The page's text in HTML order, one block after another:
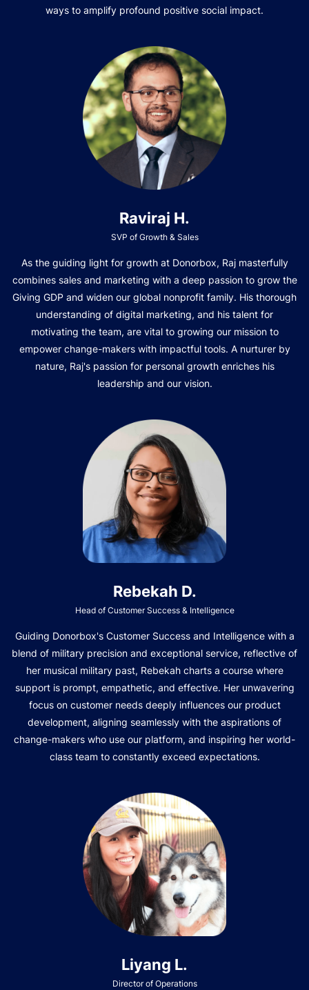
ways to amplify profound positive social impact.
Raviraj H.
SVP of Growth & Sales
As the guiding light for growth at Donorbox, Raj masterfully
combines sales and marketing with a deep passion to grow the
Giving GDP and widen our global nonprofit family. His thorough
understanding of digital marketing, and his talent for
motivating the team, are vital to growing our mission to
empower change-makers with impactful tools. A nurturer by
nature, Raj's passion for personal growth enriches his
leadership and our vision.
Rebekah D.
Head of Customer Success & Intelligence
Guiding Donorbox's Customer Success and Intelligence with a
blend of military precision and exceptional service, reflective of
her musical military past, Rebekah charts a course where
support is prompt, empathetic, and effective. Her unwavering
focus on customer needs deeply influences our product
development, aligning seamlessly with the aspirations of
change-makers who use our platform, and inspiring her world-
class team to constantly exceed expectations.
Liyang L.
Director of Operations